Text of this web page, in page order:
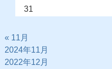
31
« 11月
2024年11月
2022年12月